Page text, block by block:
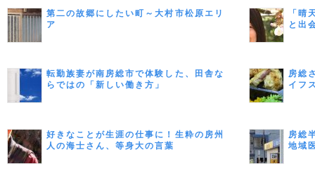
第二の故郷にしたい町～大村市松原エリ
ア
「晴
と出
転勤族妻が南房総市で体験した、田舎な
らではの「新しい働き方」
房総
イフ
好きなことが生涯の仕事に！生粋の房州
人の海士さん、等身大の言葉
房総
地域